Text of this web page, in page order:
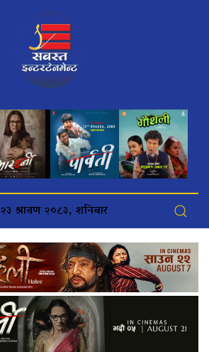
२३ श्रावण २०८३, शनिबार